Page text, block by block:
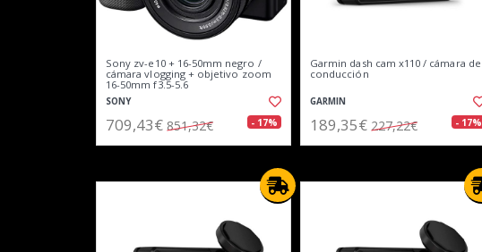
Sony zv-e10 + 16-50mm negro /
cámara vlogging + objetivo zoom
16-50mm f3.5-5.6
SONY
709,43€ 851,32€ - 17%
Garmin dash cam x110 / cámara de
conducción
GARMIN
189,35€ 227,22€ - 17%